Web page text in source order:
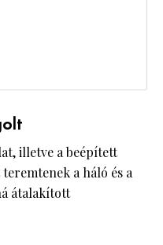
illetve a beépített
a háló és a
átalakított